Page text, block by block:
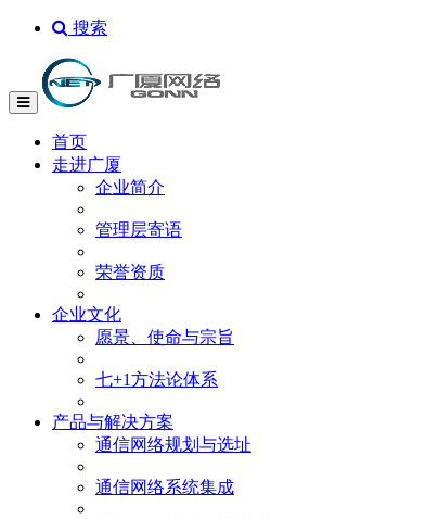
搜索
首页
走进广厦
企业简介
管理层寄语
荣誉资质
企业文化
愿景、使命与宗旨
七+1方法论体系
产品与解决方案
通信网络规划与选址
通信网络系统集成